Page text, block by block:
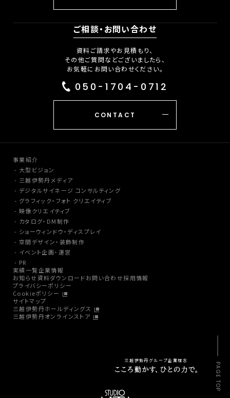
ご相談・お問い合わせ
資料ご請求やお見積もり、
その他ご質問などございましたら、
お気軽にお問い合わせください。
050-1704-0712
CONTACT
事業紹介
大型ビジョン
三越伊勢丹メディア
デジタルサイネージ コンサルティング
グラフィック・フォト クリエイティブ
映像クリエイティブ
カタログ・DM制作
ショーウィンドウ・ディスプレイ
空間デザイン・装飾制作
イベント企画・運営
PR
実績一覧企業情報
お知らせ 資料ダウンロードお問い合わせ採用情報
プライバシーポリシー
Cookieポリシー
サイトマップ
三越伊勢丹ホールディングス
三越伊勢丹オンラインストア
三越伊勢丹グループ企業理念
PAGE TOP